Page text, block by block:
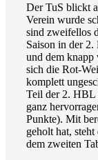
Der TuS blickt
Verein wurde
sind zweifellos
Saison in der
und dem knapp
sich die Rot-
komplett
Teil der 2. HBL
ganz
Punkte). Mit
geholt hat,
dem zweiten